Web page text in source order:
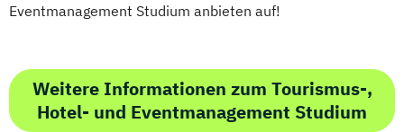
Eventmanagement Studium anbieten auf!
Weitere Informationen zum Tourismus-,
Hotel- und Eventmanagement Studium